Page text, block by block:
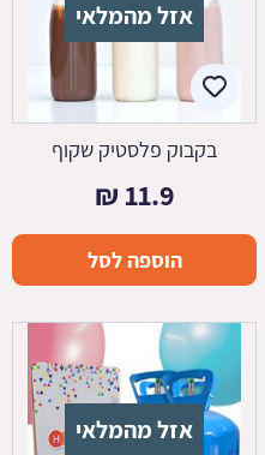
אזל מהמלאי
בקבוק פלסטיק שקוף
11.9
₪
הוספה לסל
אזל מהמלאי